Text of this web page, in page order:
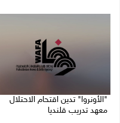
"الأونروا" تدين اقتحام الاحتلال
معهد تدريب قلنديا